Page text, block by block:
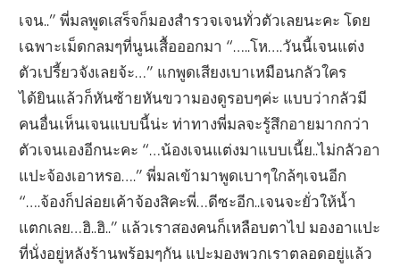
เจน..” พี่มลพูดเสร็จก็มองสำรวจเจนทั่วตัวเลยนะคะ โดย
เฉพาะเม็ดกลมๆที่นูนเสื้อออกมา “…..โห….วันนี้เจนแต่ง
ตัวเปรี้ยวจังเลยจ้ะ…” แกพูดเสียงเบาเหมือนกลัวใคร
ได้ยินแล้วก็หันซ้ายหันขวามองดูรอบๆค่ะ แบบว่ากลัวมี
คนอื่นเห็นเจนแบบนี้น่ะ ท่าทางพี่มลจะรู้สึกอายมากกว่า
ตัวเจนเองอีกนะคะ “…น้องเจนแต่งมาแบบเนี้ย..ไม่กลัวอา
แปะจ้องเอาหรอ….” พี่มลเข้ามาพูดเบาๆใกล้ๆเจนอีก
“….จ้องก็ปล่อยเค้าจ้องสิคะพี่…ดีซะอีก..เจนจะยั่วให้น้ำ
แตกเลย…ฮิ..ฮิ..” แล้วเราสองคนก็เหลือบตาไป มองอาแปะ
ที่นั่งอยู่หลังร้านพร้อมๆกัน แปะมองพวกเราตลอดอยู่แล้ว